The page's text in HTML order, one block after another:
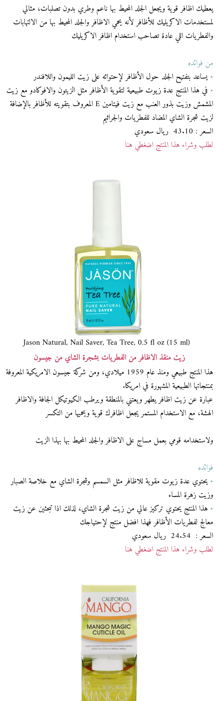
يعطيك اظافر قوية ويجعل الجلد المحيط بها ناعم وطري بدون تصلبات، مثالي
لمستخدمات الاكريليك للأظافر لأنه يحمي الاظافر والجلد المحيط بها من الالتهابات
والفطريات اللي عادة تصاحب استخدام اظافر الاكريليك
من فوائده
•يساعد بتفتيح الجلد حول الأظافر لإحتوائه على زيت الليمون واللافندر
• في هذا المنتج عدة زيوت طبيعية لتقوية الأظافر مثل الزيتون والافوكادو مع زيت
المشمش وزيت بذور العنب مع زيت فيتامين E المعروف بتقويته للأظافر بالإضافة
لزيت شجرة الشاي المضاد للفطريات والجراثيم
السعر : 43.10 ريال سعودي
لطلب وشراء هذا المنتج اضغطي هنا
زيت منقذ الاظافر من الفطريات بشجرة الشاي من جيسون
هذا المنتج طبيعي ومنذ عام 1959 ميلادي، ومن شركة جيسون الامريكية المعروفة
بمنتجاتها الطبيعية المشهورة في امريكا.
عبارة عن زيت اظافر يطهر ويعتني بالمنطقة ويرطب الكيوتيكل الجافة والاظافر
الهشة، مع الاستخدام المستمر يجعل اظافرك قوية ويحميها من التكسر
ولاستخدامه قومي بعمل مساج على الاظافر والجلد المحيط بها بهذا الزيت
فوائده
•يحتوي عدة زيوت مقوية للاظافر مثل السمسم وشجرة الشاي مع خلاصة الصبار
وزيت زهرة المساء
•هذا المنتج يحتوي تركيز عالي من زيت شجرة الشاي، لذلك اذا تبحثين عن زيت
معالج لفطريات الأظافر فهذا افضل منتج لإحتياجك
السعر : 24.54 ريال سعودي
لطلب وشراء هذا المنتج اضغطي هنا